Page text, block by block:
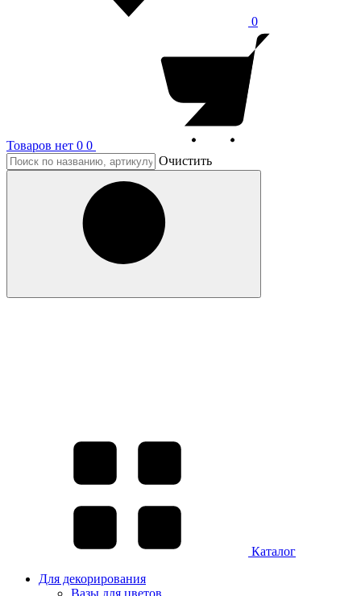
0
Товаров нет 0 0
Очистить
Каталог
Для декорирования
Вазы для цветов